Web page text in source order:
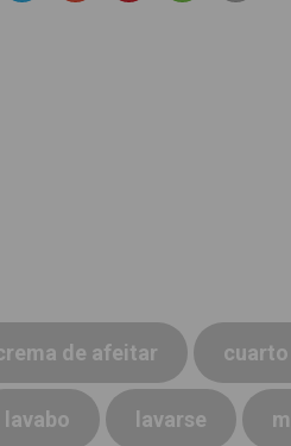
de afeitar cuarto
lavabo lavarse